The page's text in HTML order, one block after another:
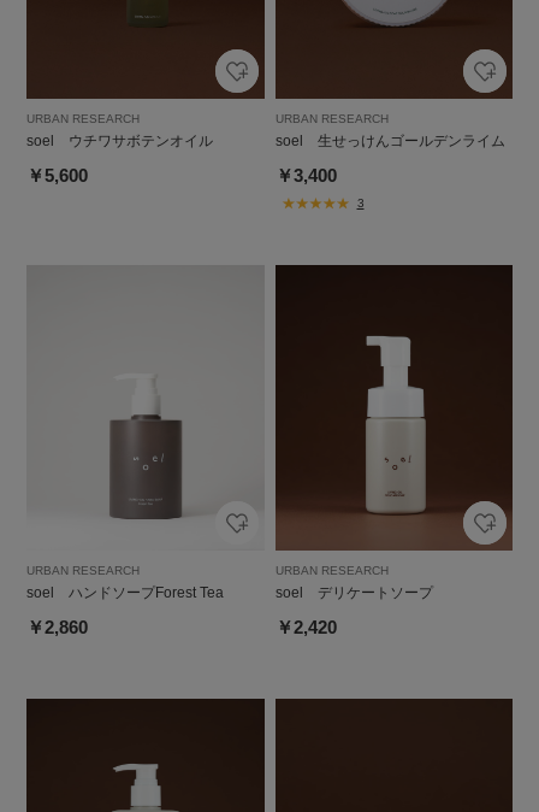
URBAN RESEARCH
soel ウチワサボテンオイル
￥5,600
URBAN RESEARCH
soel 生せっけんゴールデンライム
￥3,400
3
URBAN RESEARCH
soel ハンドソープForest Tea
￥2,860
URBAN RESEARCH
soel デリケートソープ
￥2,420